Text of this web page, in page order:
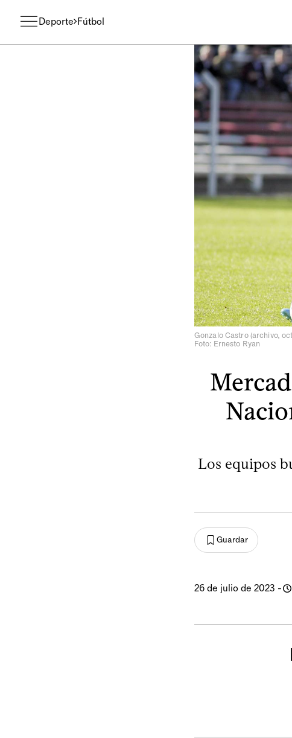
Deporte Fútbol
Gonzalo Castro (archivo,
Foto: Ernesto Ryan
Los equipos
Guardar
26 de julio de 2023 -